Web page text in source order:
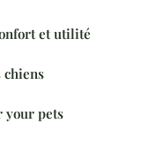
et utilité
chiens
your pets